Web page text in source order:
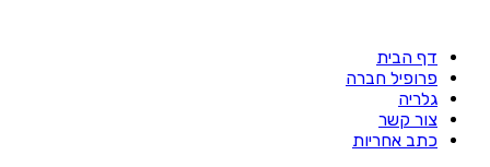
contentדף הבית
פרופיל חברה
גלריה
צור קשר
כתב אחריות